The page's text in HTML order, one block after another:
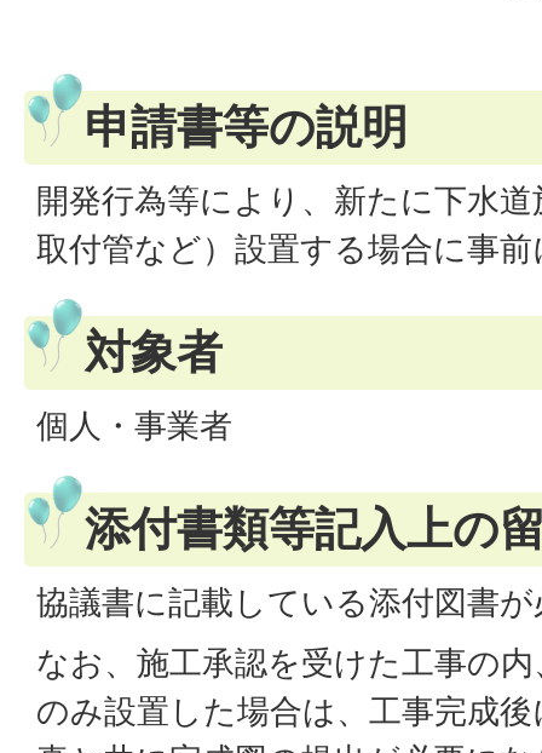
申請書等の説明
開発行為等により、新たに下水
取付管など）設置する場合に事
対象者
個人・事業者
添付書類等記入上の
協議書に記載している添付図書
なお、施工承認を受けた工事の
のみ設置した場合は、工事完成